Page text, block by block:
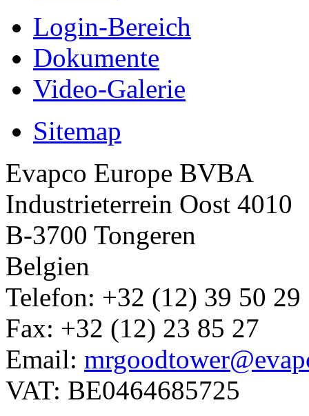
Login-Bereich
Dokumente
Video-Galerie
Sitemap
Evapco Europe BVBA
Industrieterrein Oost 4010
B-3700 Tongeren
Belgien
Telefon: +32 (12) 39 50 29
Fax: +32 (12) 23 85 27
Email:
VAT: BE0464685725